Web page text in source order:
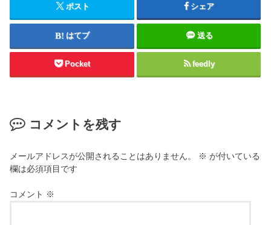
ポスト シェア
はてブ 送る
Pocket feedly
コメントを残す
メールアドレスが公開されることはありません。 ※ が付いている
欄は必須項目です
コメント ※